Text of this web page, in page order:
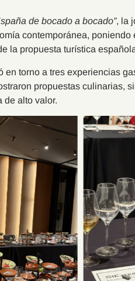
de bocado a bocado”, la
contemporánea,
la propuesta turística
en torno a tres experiencias
propuestas culinarias,
de alto valor.